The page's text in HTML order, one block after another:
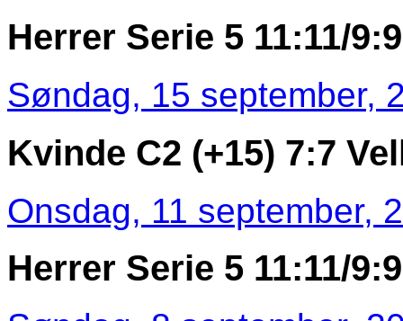
Herrer Serie 5 11:11/
Søndag, 15 september,
Kvinde C2 (+15) 7:7
Onsdag, 11 september,
Herrer Serie 5 11:11/